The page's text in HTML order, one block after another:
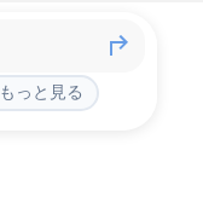
もっと見る